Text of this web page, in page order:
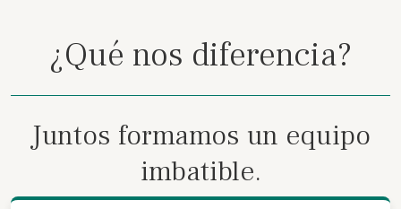
¿Qué nos diferencia?
Juntos formamos un equipo
imbatible.